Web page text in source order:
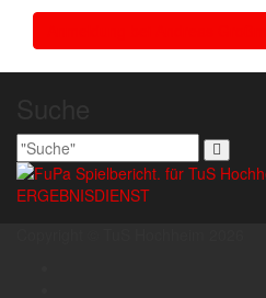
ERGEBNISDIENST